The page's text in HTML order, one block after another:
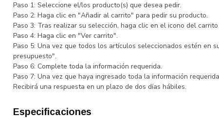
Paso 1: Seleccione el/los producto(s) que desea pedir.
Paso 2: Haga clic en "Añadir al carrito" para pedir su producto.
Paso 3: Tras realizar su selección, haga clic en el icono del
Paso 4: Haga clic en "Ver carrito".
Paso 5: Una vez que todos los artículos seleccionados estén en
presupuesto".
Paso 6: Complete toda la información requerida.
Paso 7: Una vez que haya ingresado toda la información
Recibirá una respuesta en un plazo de dos días hábiles.
Especificaciones